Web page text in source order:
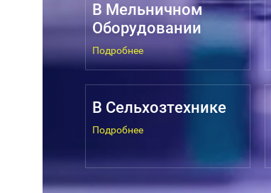
В Мельничном
Оборудовании
Подробнее
В Сельхозтехнике
Подробнее